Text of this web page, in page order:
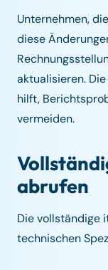
Unternehmen,
diese
aktualisieren.
hilft,
vermeiden.
abrufen
Die vollständige
technischen